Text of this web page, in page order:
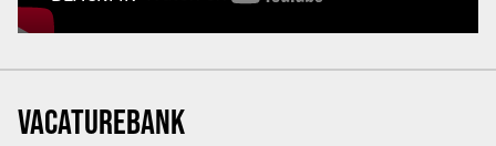
VACATUREBANK